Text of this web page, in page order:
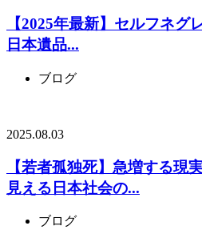
【2025年最新】セルフネ
日本遺品...
ブログ
2025.08.03
【若者孤独死】急増する現
見える日本社会の...
ブログ